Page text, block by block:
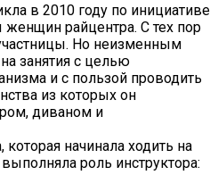
в 2010 году по инициативе
райцентра. С тех пор
Но неизменным
занятия с целью
и с пользой проводить
из которых он
диваном и
начинала ходить на
роль инструктора: